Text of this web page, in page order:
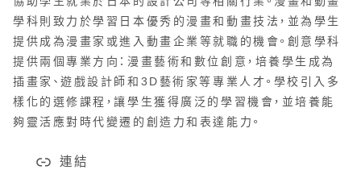
學科則致力於學習日本優秀的漫畫和動畫技法，並為學生
提供成為漫畫家或進入動畫企業等就職的機會。創意學科
提供兩個專業方向：漫畫藝術和數位創意，培養學生成為
插畫家、遊戲設計師和3D藝術家等專業人才。學校引入多
樣化的選修課程，讓學生獲得廣泛的學習機會，並培養能
夠靈活應對時代變遷的創造力和表達能力。
連結